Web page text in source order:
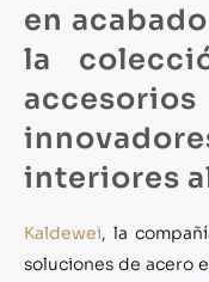
en acabado
la
interiores
Kaldewei, la
soluciones de acero